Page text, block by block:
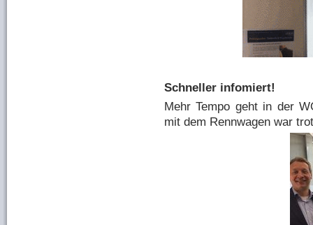
Schneller infomiert!
Mehr Tempo geht in der
mit dem Rennwagen war